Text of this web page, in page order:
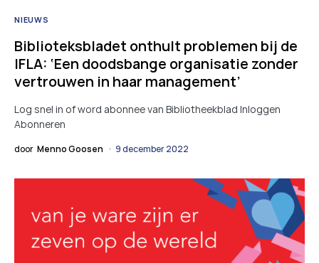
NIEUWS
Biblioteksbladet onthult problemen bij de
IFLA: ‘Een doodsbange organisatie zonder
vertrouwen in haar management’
Log snel in of word abonnee van Bibliotheekblad Inloggen
Abonneren
door Menno Goosen 9 december 2022